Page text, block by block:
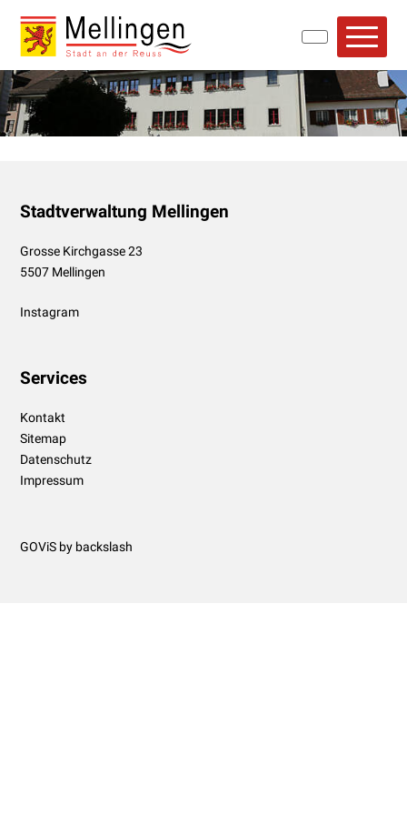
Navigieren in Mellingen
Schnellnavigation
Footer
Stadtverwaltung Mellingen
Grosse Kirchgasse 23
5507 Mellingen
Instagram
Services
Kontakt
Sitemap
Datenschutz
Impressum
GOViS by backslash